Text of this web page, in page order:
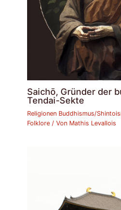
Saichō, Gründer der
Tendai-Sekte
Religionen Buddhismus/
Folklore / Von Mathis Levallois